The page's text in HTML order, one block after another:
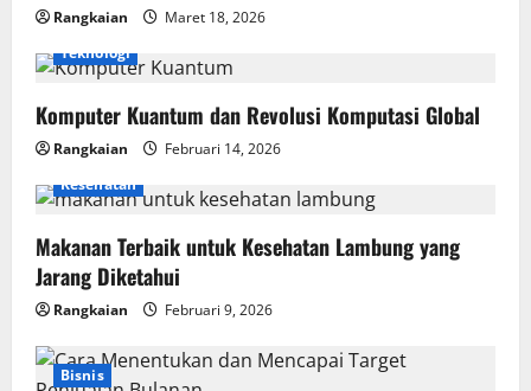
Rangkaian
Maret 18, 2026
Teknologi
Komputer Kuantum dan Revolusi Komputasi Global
Rangkaian
Februari 14, 2026
Kesehatan
Makanan Terbaik untuk Kesehatan Lambung yang
Jarang Diketahui
Rangkaian Februari 9, 2026
Bisnis